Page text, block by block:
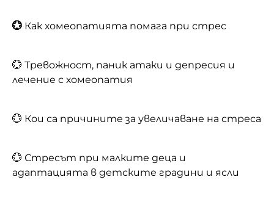
💮 Как хомеопатията помага при стрес
💮 Тревожност, паник атаки и депресия и
лечение с хомеопатия
💮 Кои са причините за увеличаване на стреса
💮 Стресът при малките деца и
адаптацията в детските градини и ясли